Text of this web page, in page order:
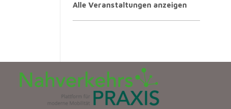
Alle Veranstaltungen anzeigen